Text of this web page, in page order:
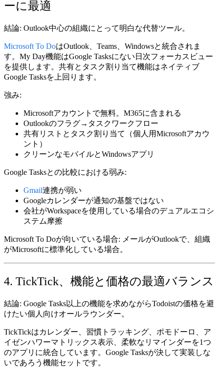
ーに最適
結論: Outlook中心の組織にとって明白な代替ツール。
Microsoft To DoはOutlook、Teams、Windowsと統合されま
す。My Day機能はGoogle Tasksにない日次フォーカスビュー
を提供します。共有とタスク割り当て機能はネイティブ
Google Tasksを上回ります。
強み:
Microsoftアカウントで無料。M365に含まれる
Outlookのフラグ→タスクワークフロー
共有リストとタスク割り当て（個人用Microsoftアカウ
ント）
クリーンなモバイルとWindowsアプリ
Google Tasksとの比較における弱み:
Gmail連携が弱い
Googleカレンダーが通知の基盤ではない
会社がWorkspaceを使用している場合のデュアルエコシ
ステム摩擦
Microsoft To Doが向いている場合: メールがOutlookで、組織
がMicrosoftに標準化している場合。
4. TickTick、機能と価格の最適バランス
結論: Google Tasks以上の機能を求めながらTodoistの価格を避
けたい個人向けオールラウンダー。
TickTickはカレンダー、習慣トラッキング、ポモドーロ、ア
イゼンハワーマトリックス表示、柔軟なリマインダーを1つ
のアプリに統合しています。Google Tasksが決して実装しな
いであろう機能セットです。